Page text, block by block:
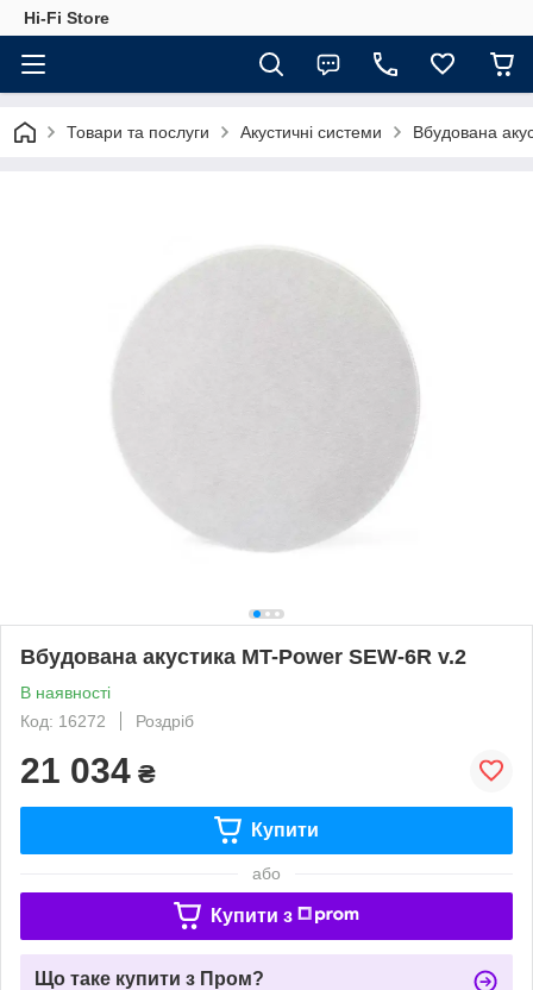
Hi-Fi Store
Товари та послуги Акустичні системи Вбудована
Вбудована акустика MT-Power SEW-6R v.2
В наявності
Код: 16272
Роздріб
21 034 ₴
Купити
або
Купити з
Що таке купити з Пром?